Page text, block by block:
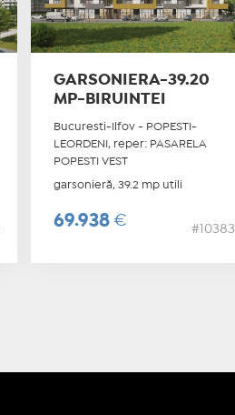
GARSONIERA-39.20
MP-BIRUINTEI
Bucuresti-Ilfov - POPESTI-
LEORDENI, reper: PASARELA
POPESTI VEST
garsonieră, 39.2 mp utili
69.938€
#10383